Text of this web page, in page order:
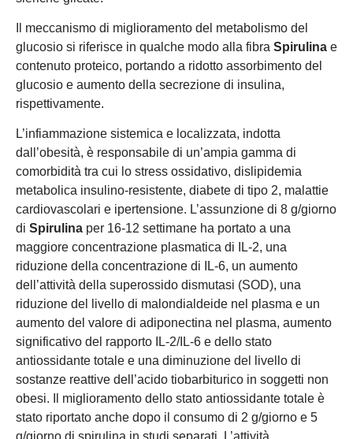
Il meccanismo di miglioramento del metabolismo del
glucosio si riferisce in qualche modo alla fibra Spirulina e
contenuto proteico, portando a ridotto assorbimento del
glucosio e aumento della secrezione di insulina,
rispettivamente.
L’infiammazione sistemica e localizzata, indotta
dall’obesità, è responsabile di un’ampia gamma di
comorbidità tra cui lo stress ossidativo, dislipidemia
metabolica insulino-resistente, diabete di tipo 2, malattie
cardiovascolari e ipertensione. L’assunzione di 8 g/giorno
di Spirulina per 16-12 settimane ha portato a una
maggiore concentrazione plasmatica di IL-2, una
riduzione della concentrazione di IL-6, un aumento
dell’attività della superossido dismutasi (SOD), una
riduzione del livello di malondialdeide nel plasma e un
aumento del valore di adiponectina nel plasma, aumento
significativo del rapporto IL-2/IL-6 e dello stato
antiossidante totale e una diminuzione del livello di
sostanze reattive dell’acido tiobarbiturico in soggetti non
obesi. Il miglioramento dello stato antiossidante totale è
stato riportato anche dopo il consumo di 2 g/giorno e 5